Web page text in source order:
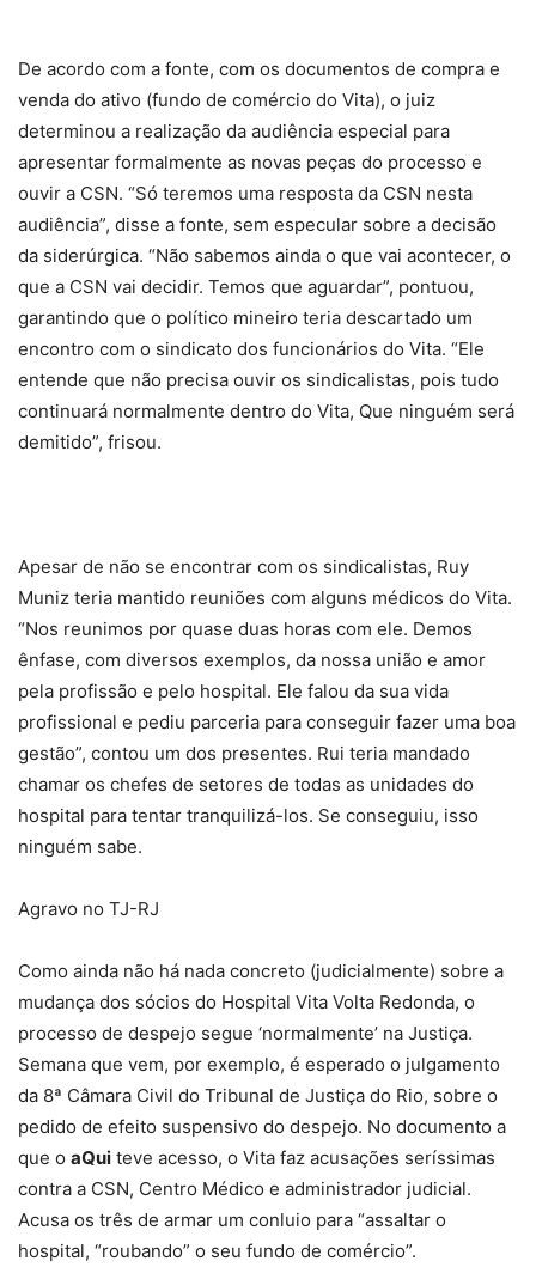
De acordo com a fonte, com os documentos de compra e
venda do ativo (fundo de comércio do Vita), o juiz
determinou a realização da audiência especial para
apresentar formalmente as novas peças do processo e
ouvir a CSN. “Só teremos uma resposta da CSN nesta
audiência”, disse a fonte, sem especular sobre a decisão
da siderúrgica. “Não sabemos ainda o que vai acontecer, o
que a CSN vai decidir. Temos que aguardar”, pontuou,
garantindo que o político mineiro teria descartado um
encontro com o sindicato dos funcionários do Vita. “Ele
entende que não precisa ouvir os sindicalistas, pois tudo
continuará normalmente dentro do Vita, Que ninguém será
demitido”, frisou.
Apesar de não se encontrar com os sindicalistas, Ruy
Muniz teria mantido reuniões com alguns médicos do Vita.
“Nos reunimos por quase duas horas com ele. Demos
ênfase, com diversos exemplos, da nossa união e amor
pela profissão e pelo hospital. Ele falou da sua vida
profissional e pediu parceria para conseguir fazer uma boa
gestão”, contou um dos presentes. Rui teria mandado
chamar os chefes de setores de todas as unidades do
hospital para tentar tranquilizá-los. Se conseguiu, isso
ninguém sabe.
Agravo no TJ-RJ
Como ainda não há nada concreto (judicialmente) sobre a
mudança dos sócios do Hospital Vita Volta Redonda, o
processo de despejo segue ‘normalmente’ na Justiça.
Semana que vem, por exemplo, é esperado o julgamento
da 8ª Câmara Civil do Tribunal de Justiça do Rio, sobre o
pedido de efeito suspensivo do despejo. No documento a
que o aQui teve acesso, o Vita faz acusações seríssimas
contra a CSN, Centro Médico e administrador judicial.
Acusa os três de armar um conluio para “assaltar o
hospital, “roubando” o seu fundo de comércio”.